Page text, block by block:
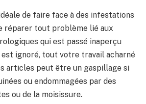
idéale de faire face à des infestations
réparer tout problème lié aux
qui est passé inaperçu
est ignoré, tout votre travail acharné
articles peut être un gaspillage si
ou endommagées par des
ou de la moisissure.